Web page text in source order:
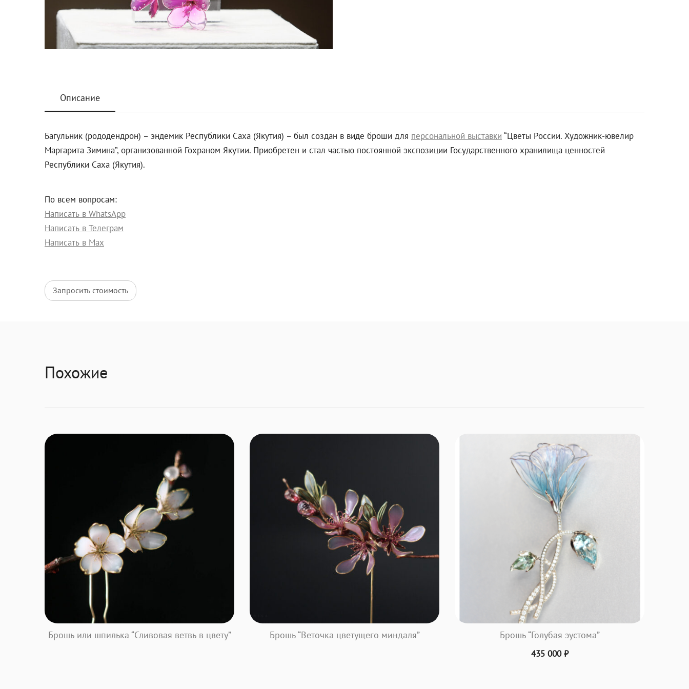
Описание
Багульник (рододендрон) – эндемик Республики Саха (Якутия) – был создан в виде броши для персональной выставки “Цветы России. Художник-ювелир
Маргарита Зимина”, организованной Гохраном Якутии. Приобретен и стал частью постоянной экспозиции Государственного хранилища ценностей
Республики Саха (Якутия).
По всем вопросам:
Написать в WhatsApp
Написать в Телеграм
Написать в Max
Запросить стоимость
Похожие
Брошь или шпилька “Сливовая ветвь в цвету” Брошь “Веточка цветущего миндаля” Брошь “Голубая эустома”
435 000₽